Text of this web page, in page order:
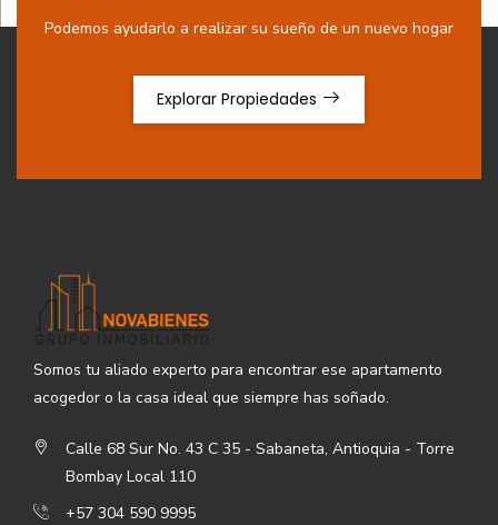
Podemos ayudarlo a realizar su sueño de un nuevo hogar
Explorar Propiedades
Somos tu aliado experto para encontrar ese apartamento
acogedor o la casa ideal que siempre has soñado.
Calle 68 Sur No. 43 C 35 - Sabaneta, Antioquia - Torre
Bombay Local 110
+57 304 590 9995